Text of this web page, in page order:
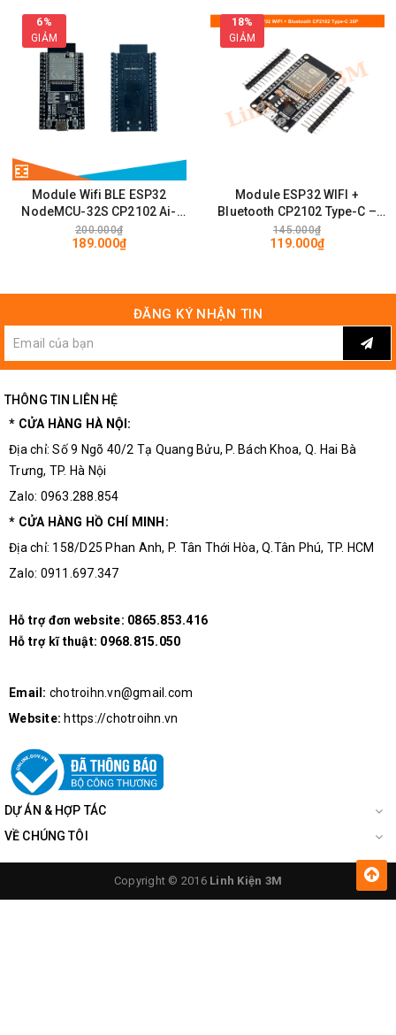
Mặt Sau PCB Chuyển Đổi ESP8266-01
6%
GIẢM
Module Wifi BLE ESP32
NodeMCU-32S CP2102 Ai-
Thinker | Linh kiện 3M
200.000₫
189.000₫
18%
GIẢM
Module ESP32 WIFI +
Bluetooth CP2102 Type-C –
Module WiFi 30 chân chuẩn
Type-C | Linh kiện 3M
145.000₫
119.000₫
ĐĂNG KÝ NHẬN TIN
THÔNG TIN LIÊN HỆ
* CỬA HÀNG HÀ NỘI:
Địa chỉ: Số 9 Ngõ 40/2 Tạ Quang Bửu, P. Bách Khoa, Q. Hai Bà
Trưng, TP. Hà Nội
Zalo: 0963.288.854
* CỬA HÀNG HỒ CHÍ MINH:
Địa chỉ: 158/D25 Phan Anh, P. Tân Thới Hòa, Q.Tân Phú, TP. HCM
Zalo: 0911.697.347
Hỗ trợ đơn website: 0865.853.416
Hỗ trợ kĩ thuật: 0968.815.050
Email: chotroihn.vn@gmail.com
Website: https://chotroihn.vn
DỰ ÁN & HỢP TÁC
VỀ CHÚNG TÔI
Copyright © 2016 Linh Kiện 3M